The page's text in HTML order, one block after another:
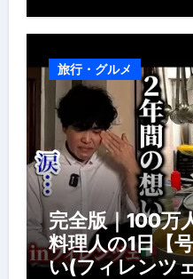
旅行・グルメ
完全版｜100万
料理人の1日【
い(フィレンツ